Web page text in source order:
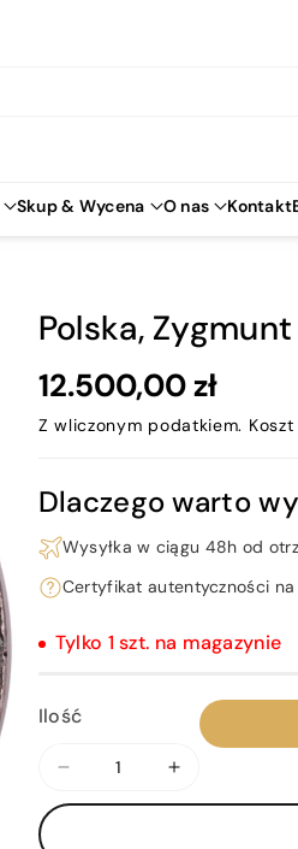
Skup & Wycena O nas Kontakt
Polska, Zygmunt
12.500,00 zł
Z wliczonym podatkiem.
Dlaczego warto
Wysyłka w ciągu 48h od
Certyfikat autentyczności na
Tylko 1 szt. na magazynie
Ilość
Zmniejsz
ilość
Zwiększ
ilość